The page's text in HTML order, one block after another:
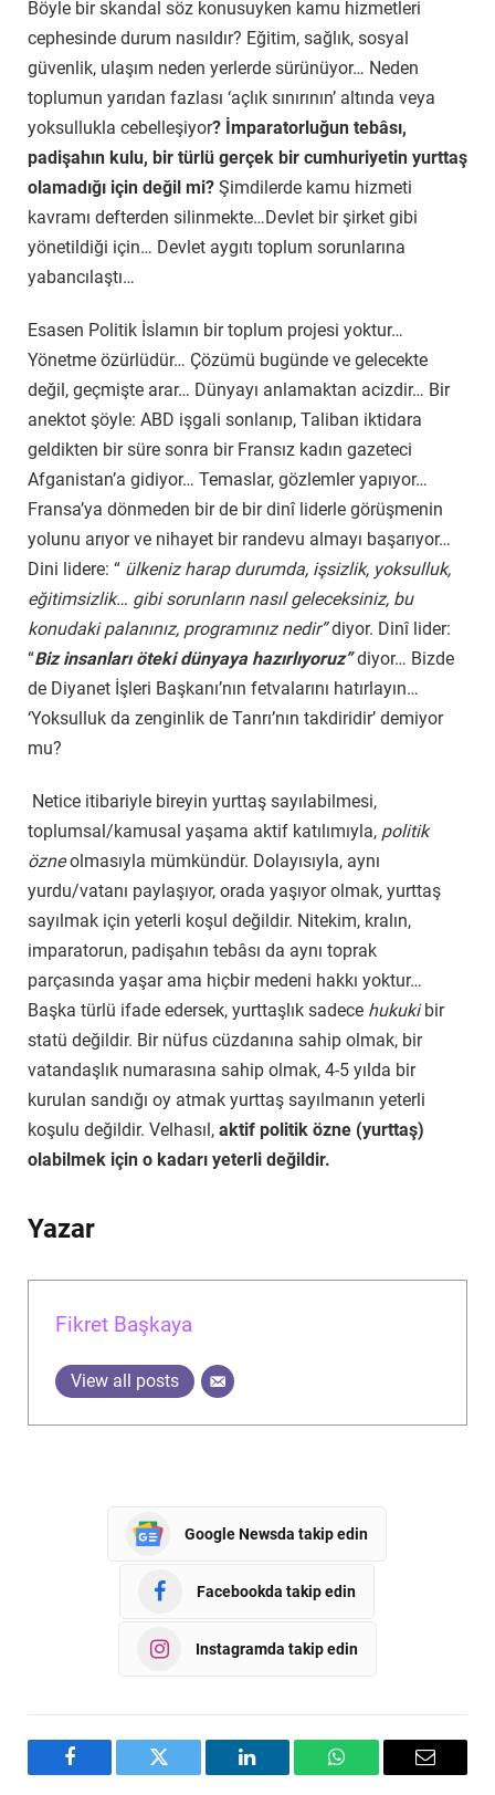
Böyle bir skandal söz konusuyken kamu hizmetleri
cephesinde durum nasıldır? Eğitim, sağlık, sosyal
güvenlik, ulaşım neden yerlerde sürünüyor… Neden
toplumun yarıdan fazlası ‘açlık sınırının’ altında veya
yoksullukla cebelleşiyor? İmparatorluğun tebâsı,
padişahın kulu, bir türlü gerçek bir cumhuriyetin yurttaş
olamadığı için değil mi? Şimdilerde kamu hizmeti
kavramı defterden silinmekte…Devlet bir şirket gibi
yönetildiği için… Devlet aygıtı toplum sorunlarına
yabancılaştı…
Esasen Politik İslamın bir toplum projesi yoktur…
Yönetme özürlüdür… Çözümü bugünde ve gelecekte
değil, geçmişte arar… Dünyayı anlamaktan acizdir… Bir
anektot şöyle: ABD işgali sonlanıp, Taliban iktidara
geldikten bir süre sonra bir Fransız kadın gazeteci
Afganistan’a gidiyor… Temaslar, gözlemler yapıyor…
Fransa’ya dönmeden bir de bir dinî liderle görüşmenin
yolunu arıyor ve nihayet bir randevu almayı başarıyor…
Dini lidere: “ ülkeniz harap durumda, işsizlik, yoksulluk,
eğitimsizlik… gibi sorunların nasıl geleceksiniz, bu
konudaki palanınız, programınız nedir”diyor. Dinî lider:
“Biz insanları öteki dünyaya hazırlıyoruz” diyor… Bizde
de Diyanet İşleri Başkanı’nın fetvalarını hatırlayın…
‘Yoksulluk da zenginlik de Tanrı’nın takdiridir’ demiyor
mu?
Netice itibariyle bireyin yurttaş sayılabilmesi,
toplumsal/kamusal yaşama aktif katılımıyla, politik
özneolmasıyla mümkündür. Dolayısıyla, aynı
yurdu/vatanı paylaşıyor, orada yaşıyor olmak, yurttaş
sayılmak için yeterli koşul değildir. Nitekim, kralın,
imparatorun, padişahın tebâsı da aynı toprak
parçasında yaşar ama hiçbir medeni hakkı yoktur…
Başka türlü ifade edersek, yurttaşlık sadece hukukibir
statü değildir. Bir nüfus cüzdanına sahip olmak, bir
vatandaşlık numarasına sahip olmak, 4-5 yılda bir
kurulan sandığı oy atmak yurttaş sayılmanın yeterli
koşulu değildir. Velhasıl, aktif politik özne (yurttaş)
olabilmek için o kadarı yeterli değildir.
Yazar
Fikret Başkaya
View all posts
Google Newsda takip edin
Facebookda takip edin
Instagramda takip edin
Facebook Twitter LinkedIn WhatsAppEmail